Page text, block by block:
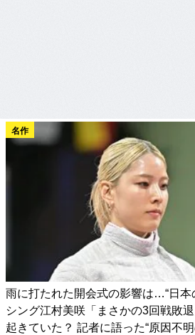
名作
雨に打たれた開会式の影響は…“日本
シング江村美咲「まさかの3回戦敗
起きていた？ 記者に語った“原因不